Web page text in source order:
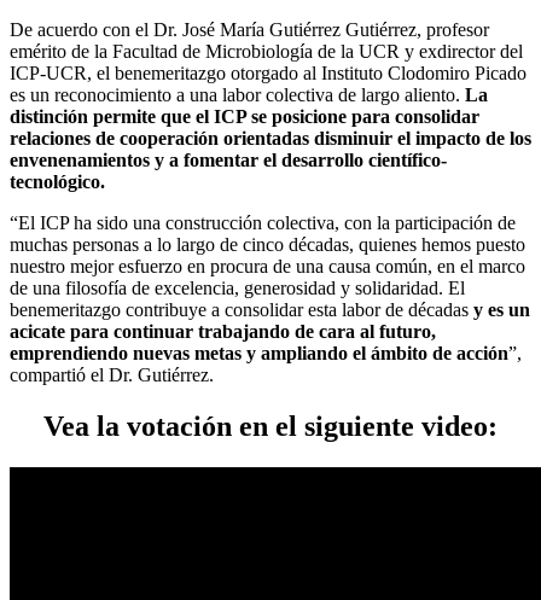
De acuerdo con el Dr. José María Gutiérrez Gutiérrez, profesor
emérito de la Facultad de Microbiología de la UCR y exdirector del
ICP-UCR, el benemeritazgo otorgado al Instituto Clodomiro Picado
es un reconocimiento a una labor colectiva de largo aliento. La
distinción permite que el ICP se posicione para consolidar
relaciones de cooperación orientadas disminuir el impacto de los
envenenamientos y a fomentar el desarrollo científico-
tecnológico.
“El ICP ha sido una construcción colectiva, con la participación de
muchas personas a lo largo de cinco décadas, quienes hemos puesto
nuestro mejor esfuerzo en procura de una causa común, en el marco
de una filosofía de excelencia, generosidad y solidaridad. El
benemeritazgo contribuye a consolidar esta labor de décadas y es un
acicate para continuar trabajando de cara al futuro,
emprendiendo nuevas metas y ampliando el ámbito de acción”,
compartió el Dr. Gutiérrez.
Vea la votación en el siguiente video: